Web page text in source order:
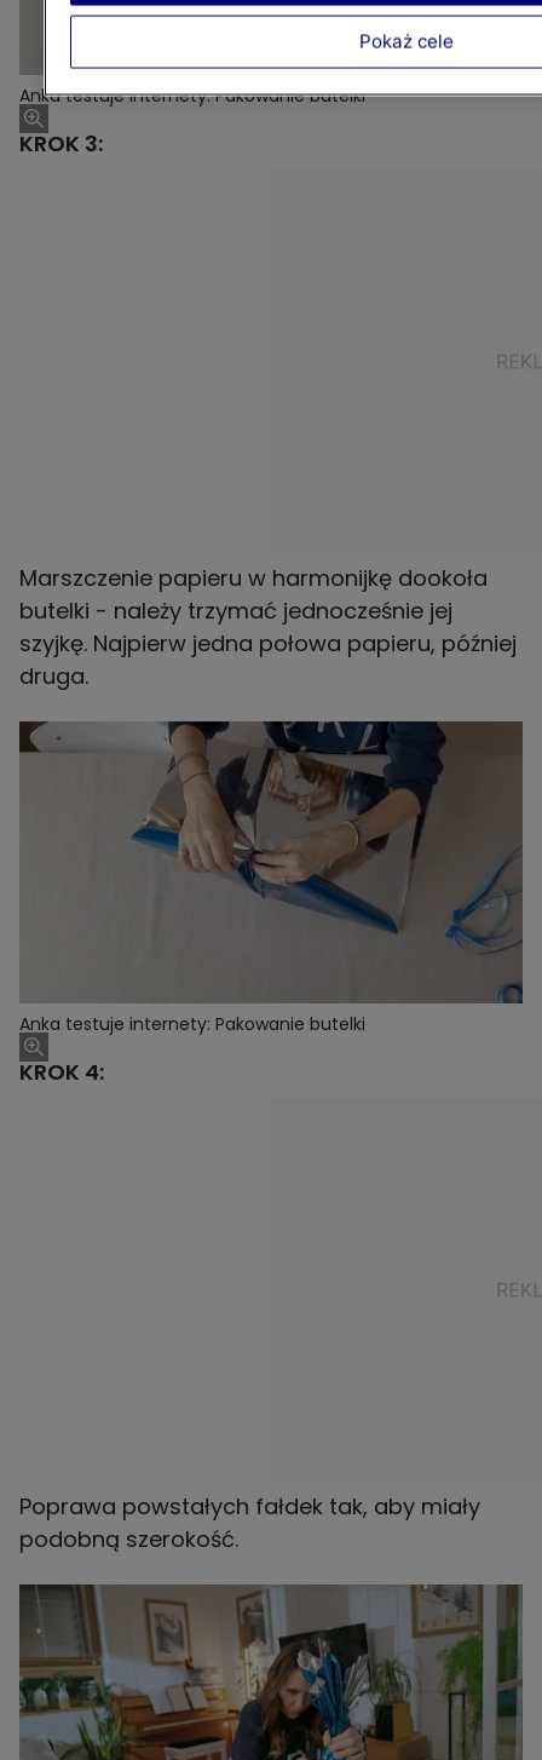
Anka testuje internety: Pakowanie butelki
KROK 3:
Marszczenie papieru w harmonijkę dookoła
butelki - należy trzymać jednocześnie jej
szyjkę. Najpierw jedna połowa papieru, później
druga.
Anka testuje internety: Pakowanie butelki
KROK 4:
Poprawa powstałych fałdek tak, aby miały
podobną szerokość.
Pokaż cele